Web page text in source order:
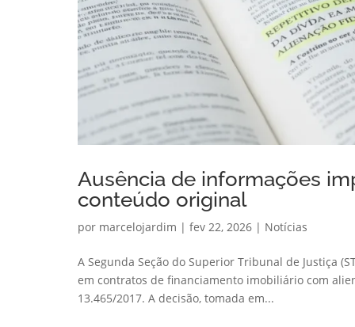
Ausência de informações
conteúdo original
por marcelojardim | fev 22, 2026 | Notícias
A Segunda Seção do Superior Tribunal de Justiça
em contratos de financiamento imobiliário com
13.465/2017. A decisão, tomada em...